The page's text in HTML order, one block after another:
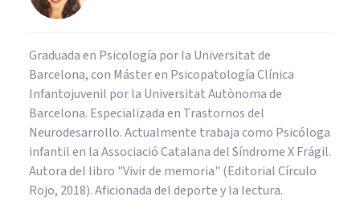
Graduada en Psicología por la Universitat de
Barcelona, con Máster en Psicopatología Clínica
Infantojuvenil por la Universitat Autònoma de
Barcelona. Especializada en Trastornos del
Neurodesarrollo. Actualmente trabaja como Psicóloga
infantil en la Associació Catalana del Síndrome X Frágil.
Autora del libro "Vivir de memoria" (Editorial Círculo
Rojo, 2018). Aficionada del deporte y la lectura.